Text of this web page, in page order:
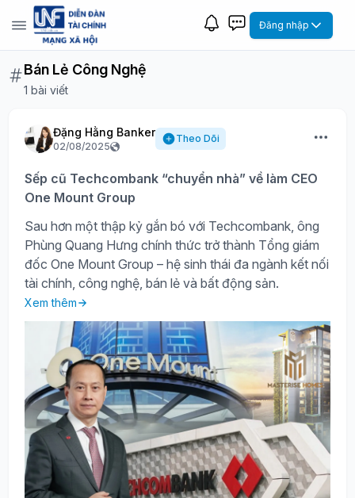
Đăng nhập
Bán Lẻ Công Nghệ
1 bài viết
Đặng Hằng Banker
02/08/2025
Theo Dõi
Sếp cũ Techcombank “chuyển nhà” về làm CEO
One Mount Group
Sau hơn một thập kỷ gắn bó với Techcombank, ông
Phùng Quang Hưng chính thức trở thành Tổng giám
đốc One Mount Group – hệ sinh thái đa ngành kết nối
tài chính, công nghệ, bán lẻ và bất động sản.
Xem thêm